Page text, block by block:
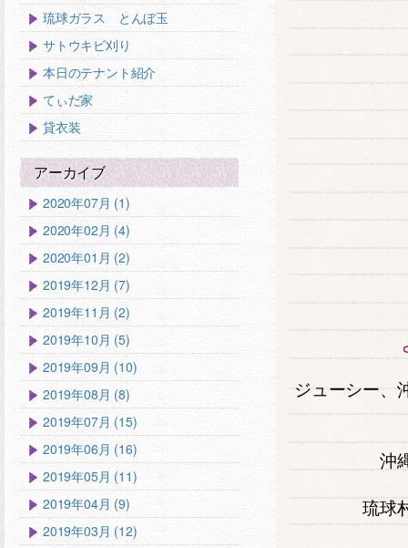
ジューシー、
沖
琉球
琉球ガラス とんぼ玉
サトウキビ刈り
本日のテナント紹介
てぃだ家
貸衣装
アーカイブ
2020年07月 (1)
2020年02月 (4)
2020年01月 (2)
2019年12月 (7)
2019年11月 (2)
2019年10月 (5)
2019年09月 (10)
2019年08月 (8)
2019年07月 (15)
2019年06月 (16)
2019年05月 (11)
2019年04月 (9)
2019年03月 (12)